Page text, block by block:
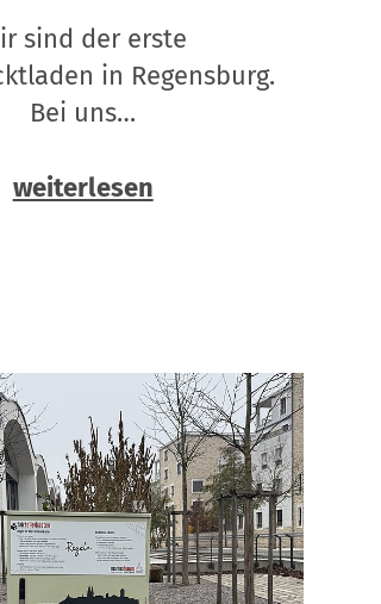
sind der erste
in Regensburg.
Bei uns…
weiterlesen